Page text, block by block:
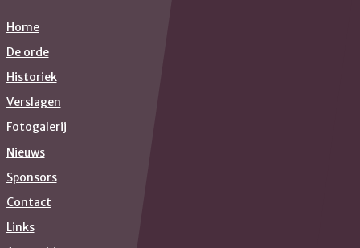
Home
De orde
Historiek
Verslagen
Fotogalerij
Nieuws
Sponsors
Contact
Links